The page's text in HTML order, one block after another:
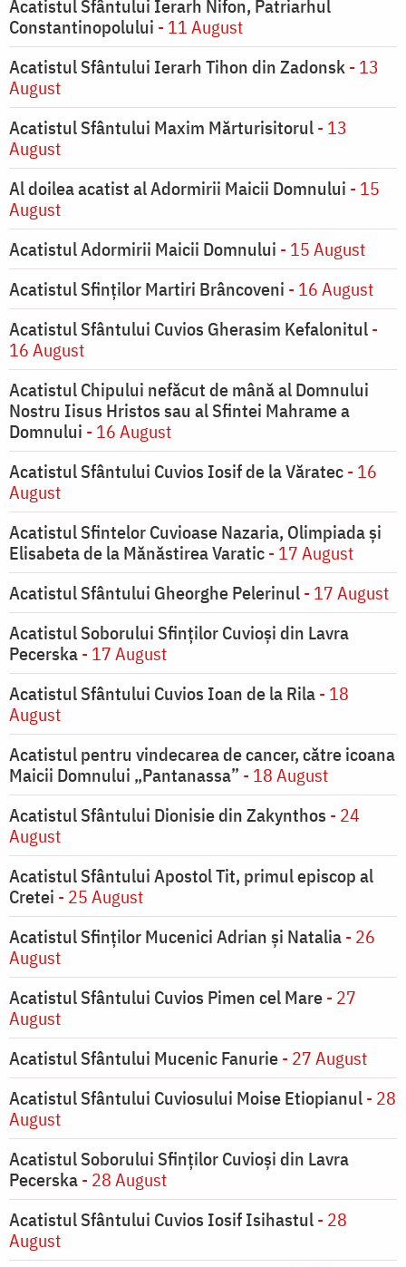
Acatistul Sfântului Ierarh Nifon, Patriarhul
Constantinopolului - 11 August
Acatistul Sfântului Ierarh Tihon din Zadonsk- 13
August
Acatistul Sfântului Maxim Mărturisitorul- 13
August
Al doilea acatist al Adormirii Maicii Domnului - 15
August
Acatistul Adormirii Maicii Domnului - 15 August
Acatistul Sfinților Martiri Brâncoveni - 16 August
Acatistul Sfântului Cuvios Gherasim Kefalonitul-
16 August
Acatistul Chipului nefăcut de mână al Domnului
Nostru Iisus Hristos sau al Sfintei Mahrame a
Domnului - 16 August
Acatistul Sfântului Cuvios Iosif de la Văratec- 16
August
Acatistul Sfintelor Cuvioase Nazaria, Olimpiada și
Elisabeta de la Mănăstirea Varatic- 17 August
Acatistul Sfântului Gheorghe Pelerinul- 17 August
Acatistul Soborului Sfinților Cuvioși din Lavra
Pecerska- 17 August
Acatistul Sfântului Cuvios Ioan de la Rila- 18
August
Acatistul pentru vindecarea de cancer, către icoana
Maicii Domnului „Pantanassa” - 18 August
Acatistul Sfântului Dionisie din Zakynthos - 24
August
Acatistul Sfântului Apostol Tit, primul episcop al
Cretei - 25 August
Acatistul Sfinților Mucenici Adrian și Natalia- 26
August
Acatistul Sfântului Cuvios Pimen cel Mare- 27
August
Acatistul Sfântului Mucenic Fanurie- 27 August
Acatistul Sfântului Cuviosului Moise Etiopianul- 28
August
Acatistul Soborului Sfinților Cuvioși din Lavra
Pecerska- 28 August
Acatistul Sfântului Cuvios Iosif Isihastul- 28
August